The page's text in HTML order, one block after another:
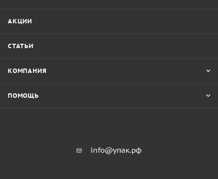
АКЦИИ
СТАТЬИ
КОМПАНИЯ
ПОМОЩЬ
info@упак.рф